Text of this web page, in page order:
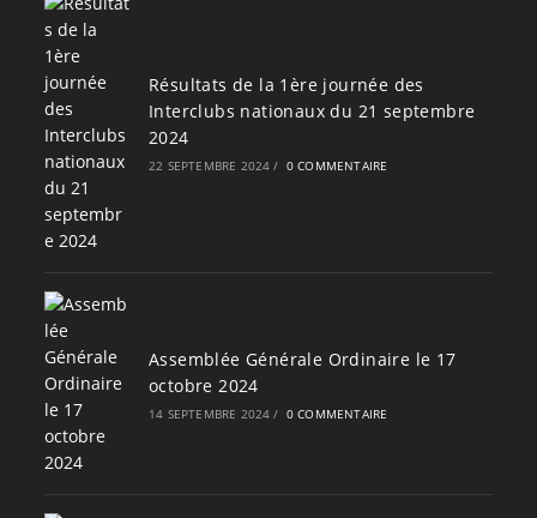
Résultats de la 1ère journée des
Interclubs nationaux du 21 septembre
2024
22 SEPTEMBRE 2024 / 0 COMMENTAIRE
Assemblée Générale Ordinaire le 17
octobre 2024
14 SEPTEMBRE 2024 / 0 COMMENTAIRE